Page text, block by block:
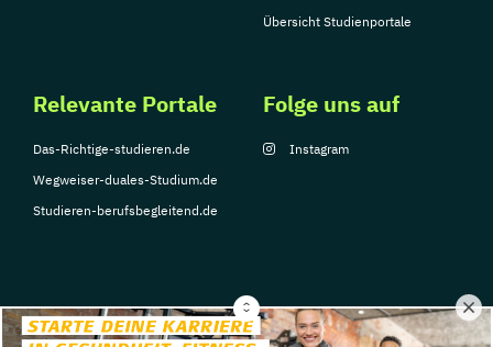
Übersicht Studienportale
Relevante Portale
Das-Richtige-studieren.de
Wegweiser-duales-Studium.de
Studieren-berufsbegleitend.de
Folge uns auf
Instagram